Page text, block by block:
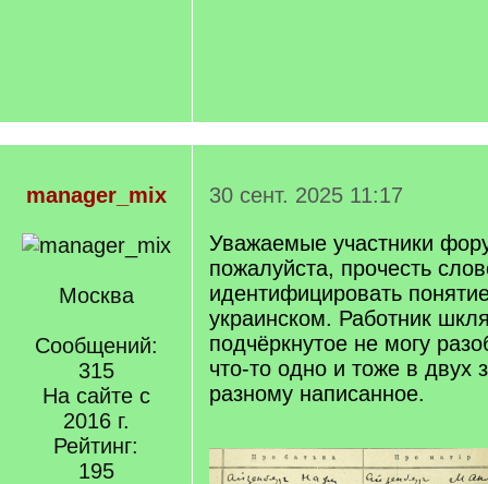
manager_mix
Москва
Сообщений:
315
На сайте с
2016 г.
Рейтинг:
195
30 сент. 2025 11:17
Уважаемые участники
пожалуйста, прочесть
идентифицировать
украинском. Работник
подчёркнутое не могу
что-то одно и тоже в двух
разному написанное.